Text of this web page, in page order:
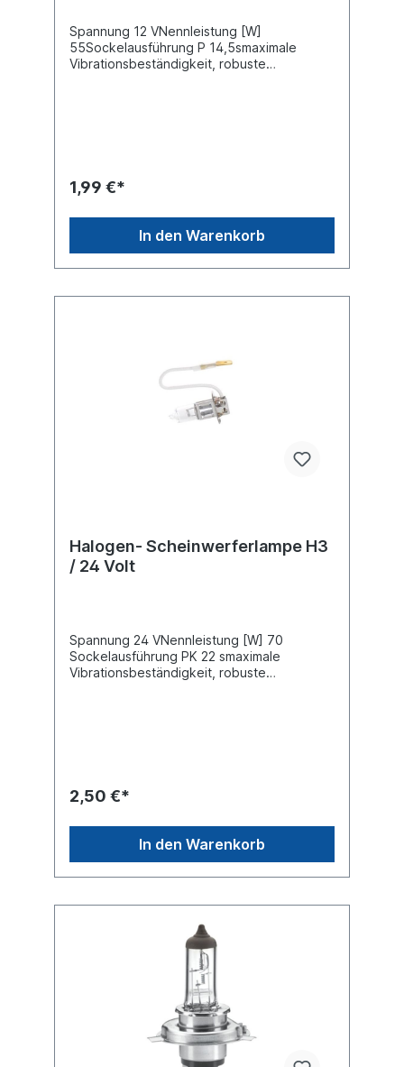
Spannung 12 VNennleistung [W]
55Sockelausführung P 14,5smaximale
Vibrationsbeständigkeit, robuste
1,99 €*
In den Warenkorb
Halogen- Scheinwerferlampe H3
/ 24 Volt
Spannung 24 VNennleistung [W] 70
Sockelausführung PK 22 smaximale
Vibrationsbeständigkeit, robuste
2,50 €*
In den Warenkorb